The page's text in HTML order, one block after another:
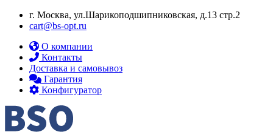
г. Москва, ул.​​Шарикоподшипниковская, д.13 стр.2
cart@bs-opt.ru
О компании
Контакты
Доставка и самовывоз
Гарантия
Конфигуратор